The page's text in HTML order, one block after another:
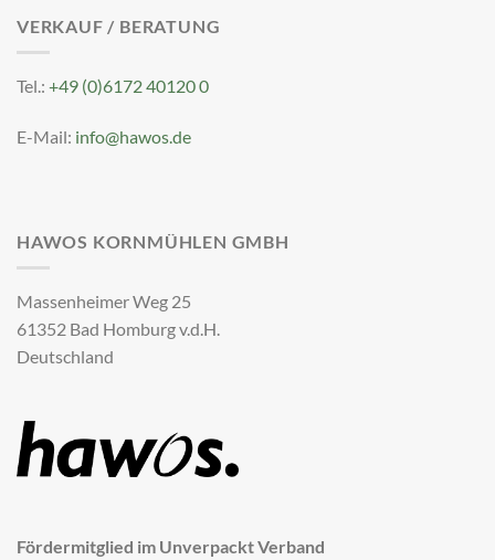
VERKAUF / BERATUNG
Tel.: +49 (0)6172 40120 0
E-Mail: info@hawos.de
HAWOS KORNMÜHLEN GMBH
Massenheimer Weg 25
61352 Bad Homburg v.d.H.
Deutschland
Fördermitglied im Unverpackt Verband